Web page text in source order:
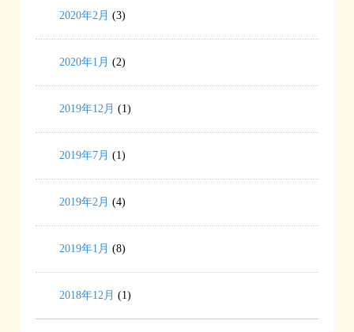
2020年2月 (3)
2020年1月 (2)
2019年12月 (1)
2019年7月 (1)
2019年2月 (4)
2019年1月 (8)
2018年12月 (1)